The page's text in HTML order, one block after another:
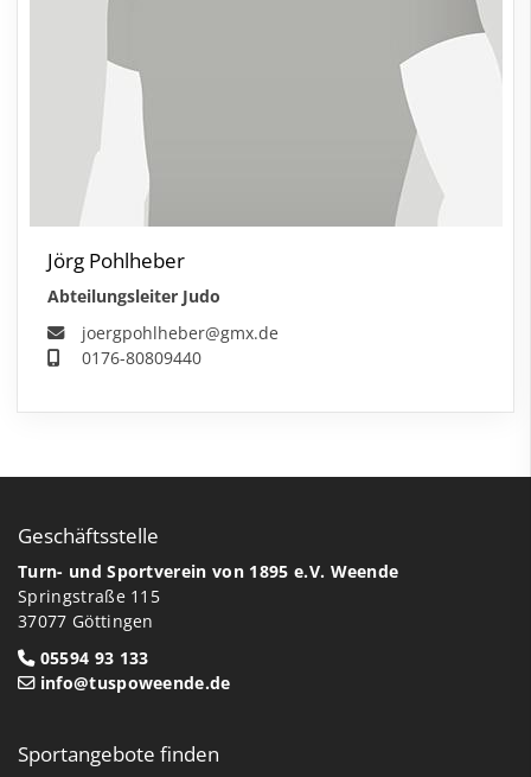
Jörg Pohlheber
Abteilungsleiter Judo
joergpohlheber@gmx.de
0176-80809440
Geschäftsstelle
Turn- und Sportverein von 1895 e.V. Weende
Springstraße 115
37077 Göttingen
05594 93 133
info@tuspoweende.de
Sportangebote finden